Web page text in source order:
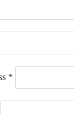
*